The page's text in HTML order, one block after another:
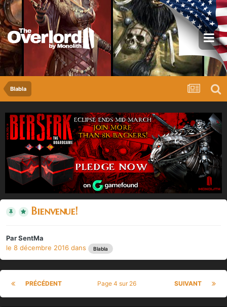
Blabla
Bienvenue!
ParSentMa
le 8 décembre 2016 dans Blabla
PRÉCÉDENT SUIVANT
Page 4 sur 26